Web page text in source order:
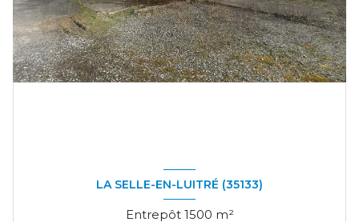
LA SELLE-EN-LUITRÉ (35133)
Entrepôt 1500 m²